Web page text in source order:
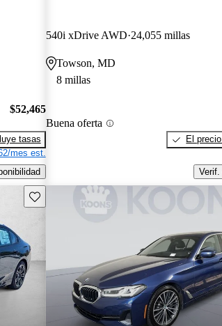
$52,465
tasas
mes est.
540i xDrive AWD 24,055 millas
Towson, MD
8 millas
Buena oferta
El
Verif.
Guarda este Aviso